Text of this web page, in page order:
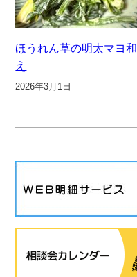
ほうれん草の明太マヨ和
え
2026年3月1日